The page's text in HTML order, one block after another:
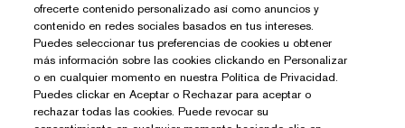
ofrecerte contenido personalizado así como anuncios y
contenido en redes sociales basados en tus intereses.
Puedes seleccionar tus preferencias de cookies u obtener
más información sobre las cookies clickando en Personalizar
o en cualquier momento en nuestra Política de Privacidad.
Puedes clickar en Aceptar o Rechazar para aceptar o
rechazar todas las cookies. Puede revocar su